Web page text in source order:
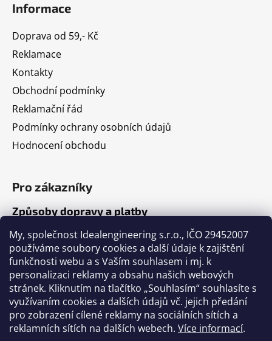
My, společnost Idealengineering s.r.o., IČO 29452007
používáme soubory cookies a další údaje k zajištění
funkčnosti webu a s Vaším souhlasem i mj. k
personalizaci reklamy a obsahu našich webových
stránek. Kliknutím na tlačítko „Souhlasím“ souhlasíte s
využívaním cookies a dalších údajů vč. jejich předání
pro zobrazení cílené reklamy na sociálních sítích a
reklamních sítích na dalších webech. Více informací.
Informace
Doprava od 59,- Kč
Reklamace
Kontakty
Obchodní podmínky
Reklamační řád
Podmínky ochrany osobních údajů
Hodnocení obchodu
Pro zákazníky
Způsoby dopravy a platby
Jak nakupovat
Články
Výběr volejbalového míče
Výběr fotbalového míče
Tabulka velikostí míčů